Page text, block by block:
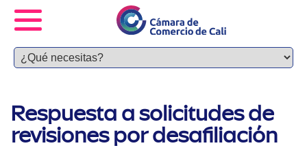
Respuesta a solicitudes de
revisiones por desafiliación